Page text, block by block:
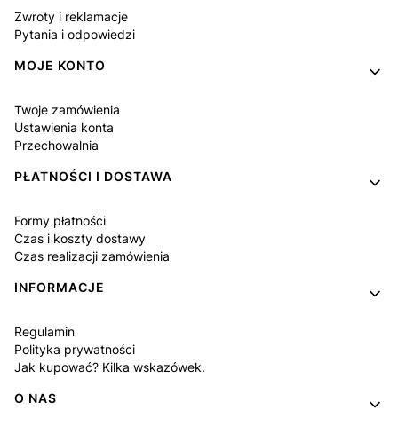
Zwroty i reklamacje
Pytania i odpowiedzi
MOJE KONTO
Twoje zamówienia
Ustawienia konta
Przechowalnia
PŁATNOŚCI I DOSTAWA
Formy płatności
Czas i koszty dostawy
Czas realizacji zamówienia
INFORMACJE
Regulamin
Polityka prywatności
Jak kupować? Kilka wskazówek.
O NAS